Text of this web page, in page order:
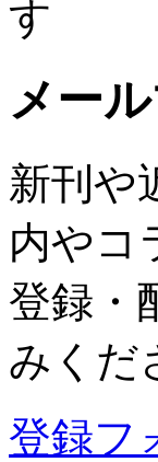
メー
新刊や
内やコ
登録・
みくだ
登録フ